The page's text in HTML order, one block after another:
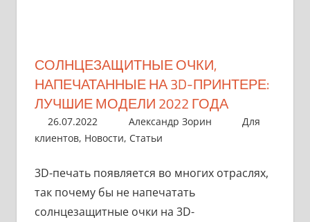
СОЛНЦЕЗАЩИТНЫЕ ОЧКИ,
НАПЕЧАТАННЫЕ НА 3D-ПРИНТЕРЕ:
ЛУЧШИЕ МОДЕЛИ 2022 ГОДА
26.07.2022 Александр Зорин
Для
клиентов, Новости, Статьи
3D-печать появляется во многих отраслях,
так почему бы не напечатать
солнцезащитные очки на 3D-